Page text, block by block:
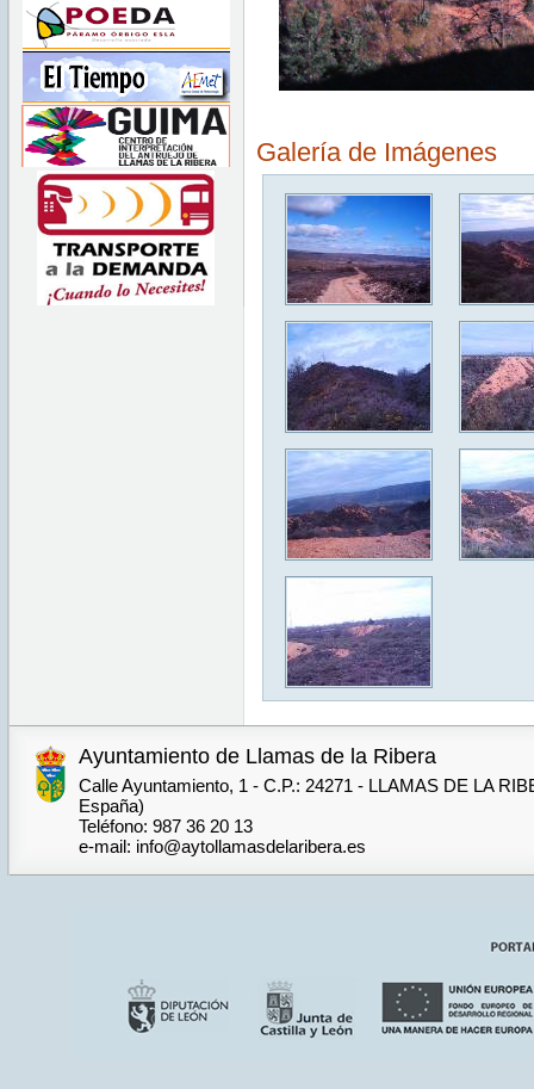
Galería de Imágenes
Ayuntamiento de Llamas de la Ribera
Calle Ayuntamiento, 1 - C.P.: 24271 - LLAMAS DE LA
España)
Teléfono: 987 36 20 13
e-mail: info@aytollamasdelaribera.es